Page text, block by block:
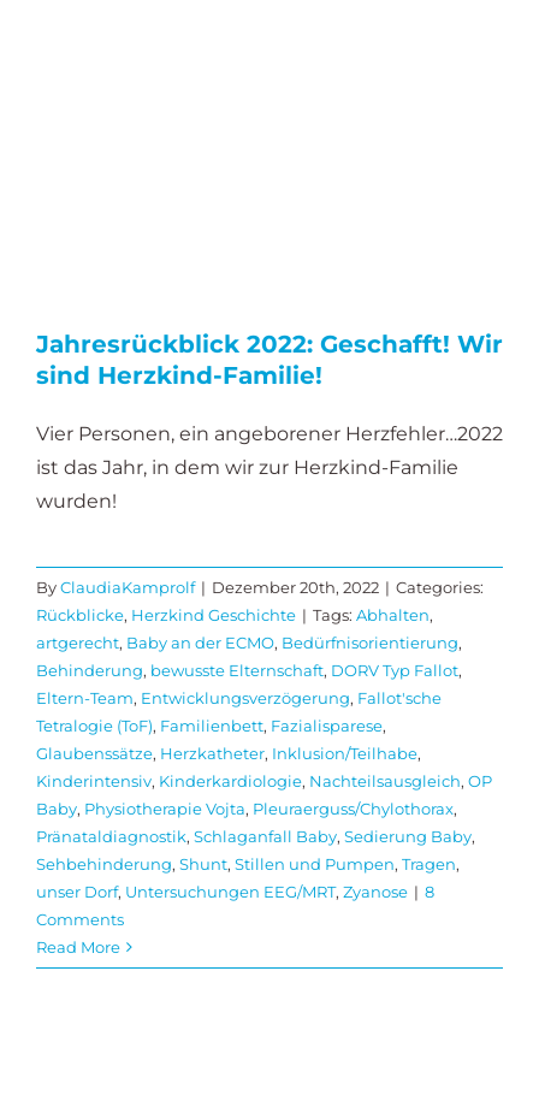
Jahresrückblick 2022: Geschafft! Wir
sind Herzkind-Familie!
Vier Personen, ein angeborener Herzfehler…2022
ist das Jahr, in dem wir zur Herzkind-Familie
wurden!
ByClaudiaKamprolf | Dezember 20th, 2022 | Categories:
Rückblicke, Herzkind Geschichte | Tags: Abhalten,
artgerecht, Baby an der ECMO, Bedürfnisorientierung,
Behinderung, bewusste Elternschaft, DORV Typ Fallot,
Eltern-Team, Entwicklungsverzögerung, Fallot'sche
Tetralogie (ToF), Familienbett, Fazialisparese,
Glaubenssätze, Herzkatheter, Inklusion/Teilhabe,
Kinderintensiv, Kinderkardiologie, Nachteilsausgleich, OP
Baby, Physiotherapie Vojta, Pleuraerguss/Chylothorax,
Pränataldiagnostik, Schlaganfall Baby, Sedierung Baby,
Sehbehinderung, Shunt, Stillen und Pumpen, Tragen,
unser Dorf, Untersuchungen EEG/MRT, Zyanose | 8
Comments
Read More